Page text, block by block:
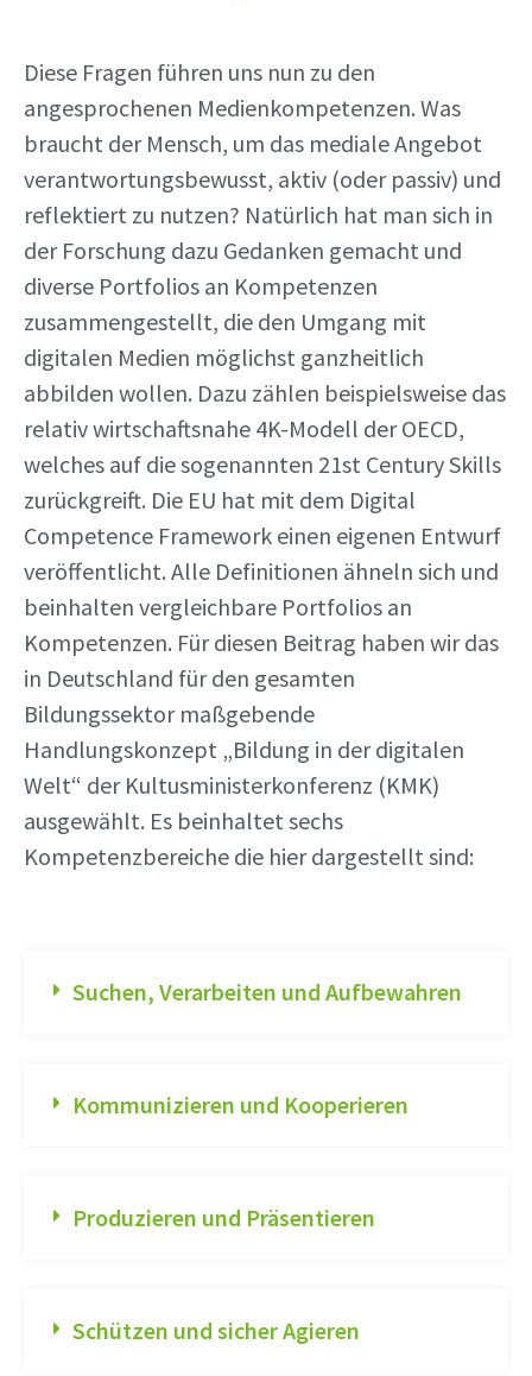
Diese Fragen führen uns nun zu den
angesprochenen Medienkompetenzen. Was
braucht der Mensch, um das mediale Angebot
verantwortungsbewusst, aktiv (oder passiv) und
reflektiert zu nutzen? Natürlich hat man sich in
der Forschung dazu Gedanken gemacht und
diverse Portfolios an Kompetenzen
zusammengestellt, die den Umgang mit
digitalen Medien möglichst ganzheitlich
abbilden wollen. Dazu zählen beispielsweise das
relativ wirtschaftsnahe 4K-Modell der OECD,
welches auf die sogenannten 21st Century Skills
zurückgreift. Die EU hat mit dem Digital
Competence Framework einen eigenen Entwurf
veröffentlicht. Alle Definitionen ähneln sich und
beinhalten vergleichbare Portfolios an
Kompetenzen. Für diesen Beitrag haben wir das
in Deutschland für den gesamten
Bildungssektor maßgebende
Handlungskonzept „Bildung in der digitalen
Welt“ der Kultusministerkonferenz (KMK)
ausgewählt. Es beinhaltet sechs
Kompetenzbereiche die hier dargestellt sind:
Suchen, Verarbeiten und Aufbewahren
Kommunizieren und Kooperieren
Produzieren und Präsentieren
Schützen und sicher Agieren